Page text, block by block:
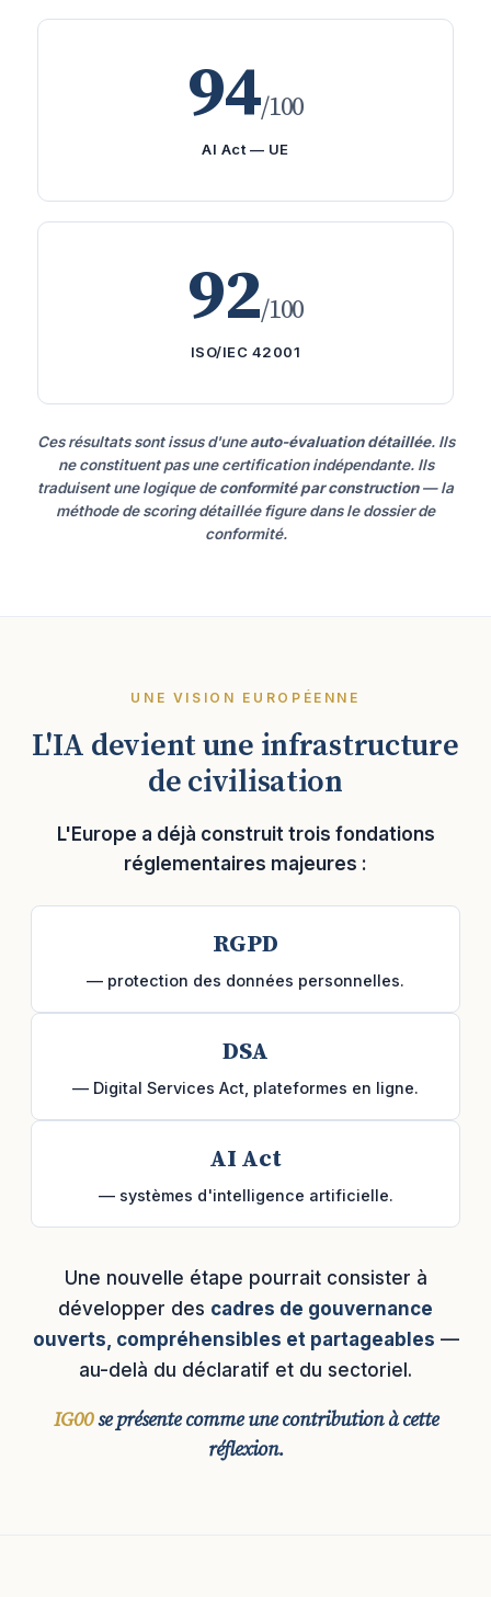
94/100
AI Act — UE
92/100
ISO/IEC 42001
Ces résultats sont issus d'uneauto-évaluation détaillée. Ils
ne constituent pas une certification indépendante. Ils
traduisent une logique deconformité par construction— la
méthode de scoring détaillée figure dans le dossier de
conformité.
UNE VISION EUROPÉENNE
L'IA devient une infrastructure
de civilisation
L'Europe a déjà construit trois fondations
réglementaires majeures :
RGPD
— protection des données personnelles.
DSA
— Digital Services Act, plateformes en ligne.
AI Act
— systèmes d'intelligence artificielle.
Une nouvelle étape pourrait consister à
développer des cadres de gouvernance
ouverts, compréhensibles et partageables —
au-delà du déclaratif et du sectoriel.
IG00se présente comme une contribution à cette
réflexion.